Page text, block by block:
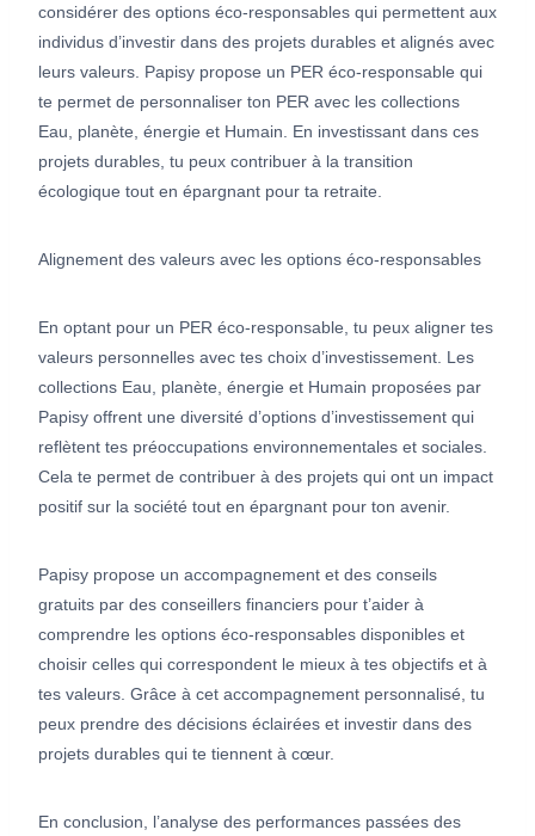
considérer des options éco-responsables qui permettent aux
individus d’investir dans des projets durables et alignés avec
leurs valeurs. Papisy propose un PER éco-responsable qui
te permet de personnaliser ton PER avec les collections
Eau, planète, énergie et Humain. En investissant dans ces
projets durables, tu peux contribuer à la transition
écologique tout en épargnant pour ta retraite.
Alignement des valeurs avec les options éco-responsables
En optant pour un PER éco-responsable, tu peux aligner tes
valeurs personnelles avec tes choix d’investissement. Les
collections Eau, planète, énergie et Humain proposées par
Papisy offrent une diversité d’options d’investissement qui
reflètent tes préoccupations environnementales et sociales.
Cela te permet de contribuer à des projets qui ont un impact
positif sur la société tout en épargnant pour ton avenir.
Papisy propose un accompagnement et des conseils
gratuits par des conseillers financiers pour t’aider à
comprendre les options éco-responsables disponibles et
choisir celles qui correspondent le mieux à tes objectifs et à
tes valeurs. Grâce à cet accompagnement personnalisé, tu
peux prendre des décisions éclairées et investir dans des
projets durables qui te tiennent à cœur.
En conclusion, l’analyse des performances passées des